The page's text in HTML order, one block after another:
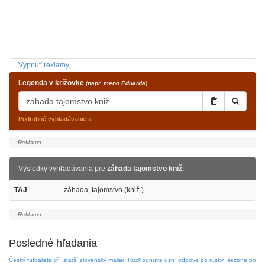
Vypnúť reklamy
Legenda v krížovke (napr. meno Eduarda)
Podrobné vyhľadávanie »
Výsledky vyhľadávania pre záhada tajomstvo kniž.
TAJ záhada, tajomstvo (kniž.)
Posledné hľadania
Český futbalista jiŕí starší slovenský maliar Rozhodnutie uzn odpove po rusky sezona po